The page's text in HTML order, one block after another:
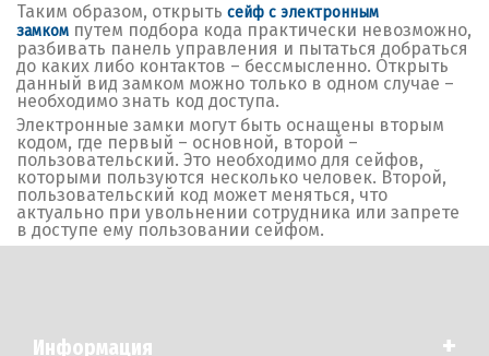
Таким образом, открыть сейф с электронным
замком путем подбора кода практически невозможно,
разбивать панель управления и пытаться добраться
до каких либо контактов – бессмысленно. Открыть
данный вид замком можно только в одном случае –
необходимо знать код доступа.
Электронные замки могут быть оснащены вторым
кодом, где первый – основной, второй –
пользовательский. Это необходимо для сейфов,
которыми пользуются несколько человек. Второй,
пользовательский код может меняться, что
актуально при увольнении сотрудника или запрете
в доступе ему пользовании сейфом.
Информация +